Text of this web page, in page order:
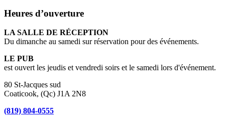
Heures d’ouverture
LA SALLE DE RÉCEPTION
Du dimanche au samedi sur réservation pour des événements.
LE PUB
est ouvert les jeudis et vendredi soirs et le samedi lors d'événement.
80 St-Jacques sud
Coaticook, (Qc) J1A 2N8
(819) 804-0555